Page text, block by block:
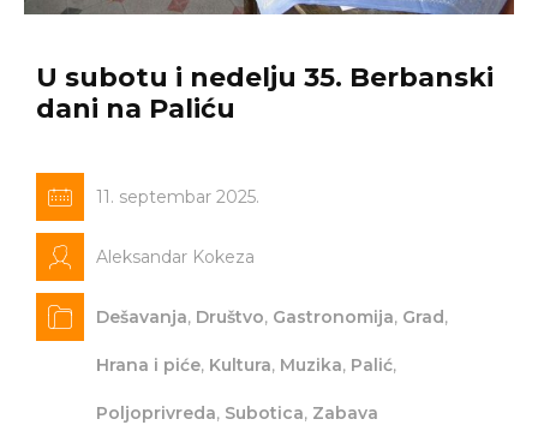
U subotu i nedelju 35. Berbanski
dani na Paliću
11. septembar 2025.
Aleksandar Kokeza
Dešavanja, Društvo, Gastronomija, Grad,
Hrana i piće, Kultura, Muzika, Palić,
Poljoprivreda, Subotica, Zabava